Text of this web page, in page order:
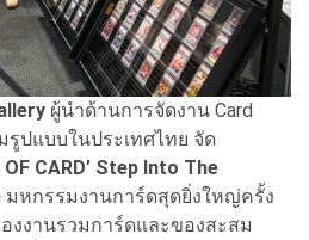
ผู้นำด้านการจัดงาน Card
รูปแบบในประเทศไทย จัด
OF CARD’ Step Into The
มหกรรมงานการ์ดสุดยิ่งใหญ่ครั้ง
งานรวมการ์ดและของสะสม